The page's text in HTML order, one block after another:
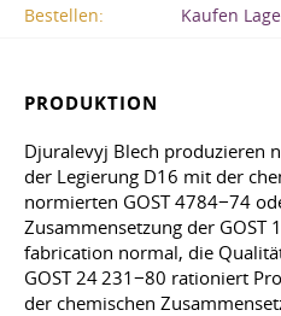
Bestellen:
Kaufen
PRODUKTION
Djuralevyj Blech produzieren
der Legierung D16 mit der
normierten GOST 4784−74
Zusammensetzung der GOST
fabrication normal, die
GOST 24 231−80 rationiert
der chemischen